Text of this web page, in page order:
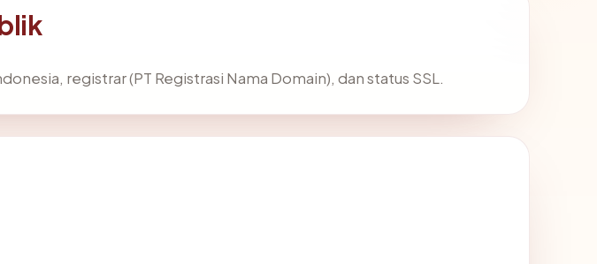
registrar (PT Registrasi Nama Domain), dan status SSL.